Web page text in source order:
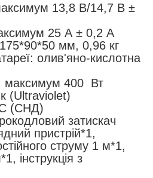
13,8 В/14,7 В ±
25 А ± 0,2 А
мм, 0,96 кг
олив'яно-кислотна
максимум 400 Вт
(Ultraviolet)
(СНД)
затискач
пристрій*1,
струму 1 м*1,
інструкція з